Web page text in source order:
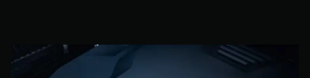
Расширяя границы комфорта
от 6 149 000 ₽ от 5 699